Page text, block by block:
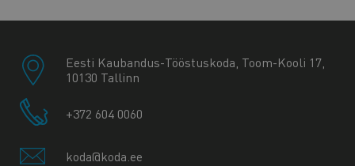
Eesti Kaubandus-Tööstuskoda, Toom-Kooli 17,
10130 Tallinn
+372 604 0060
koda@koda.ee